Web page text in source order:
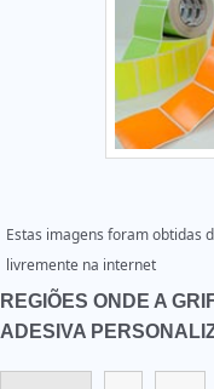
Estas imagens foram obtidas
livremente na internet
REGIÕES ONDE A
ADESIVA